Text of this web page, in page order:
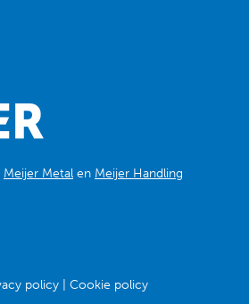
Meijer Metal en Meijer Handling
policy Cookie policy